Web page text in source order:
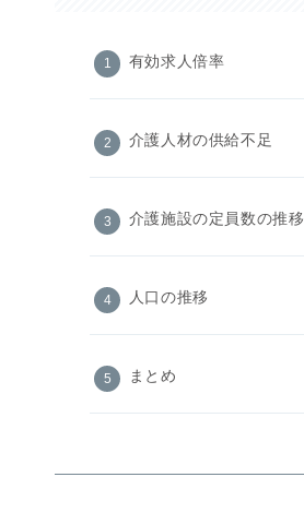
有効求人倍率
介護人材の供給不足
介護施設の定員数の推移
人口の推移
まとめ